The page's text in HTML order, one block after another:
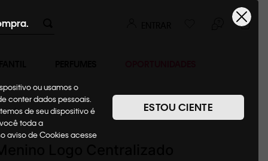
ou usamos o
conter dados pessoais.
de seu dispositivo é
toda a
aviso de Cookies acesse
ESTOU CIENTE
Camiseta+Regatas